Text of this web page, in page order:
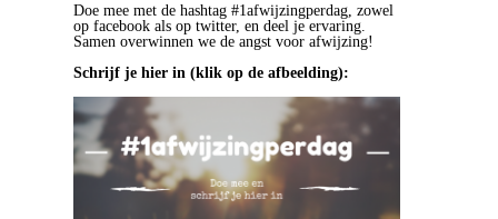
Doe mee met de hashtag #1afwijzingperdag, zowel
op facebook als op twitter, en deel je ervaring.
Samen overwinnen we de angst voor afwijzing!
Schrijf je hier in (klik op de afbeelding):